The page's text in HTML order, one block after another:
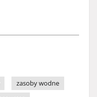
zasoby wodne